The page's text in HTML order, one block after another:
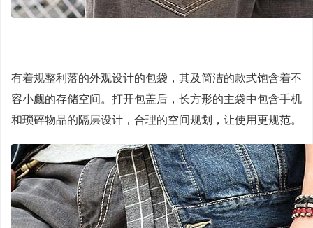
有着规整利落的外观设计的包袋，其及简洁的款式饱含着不
容小觑的存储空间。打开包盖后，长方形的主袋中包含手机
和琐碎物品的隔层设计，合理的空间规划，让使用更规范。